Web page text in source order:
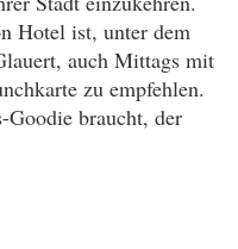
Hotel ist, unter dem
auch Mittags mit
zu empfehlen.
Goodie braucht, der